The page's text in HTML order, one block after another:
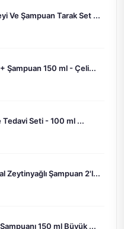
Ve Şampuan Tarak Set ...
Şampuan 150 ml - Çeli...
Tedavi Seti - 100 ml ...
Zeytinyağlı Şampuan 2'l...
150 ml Büyük ...